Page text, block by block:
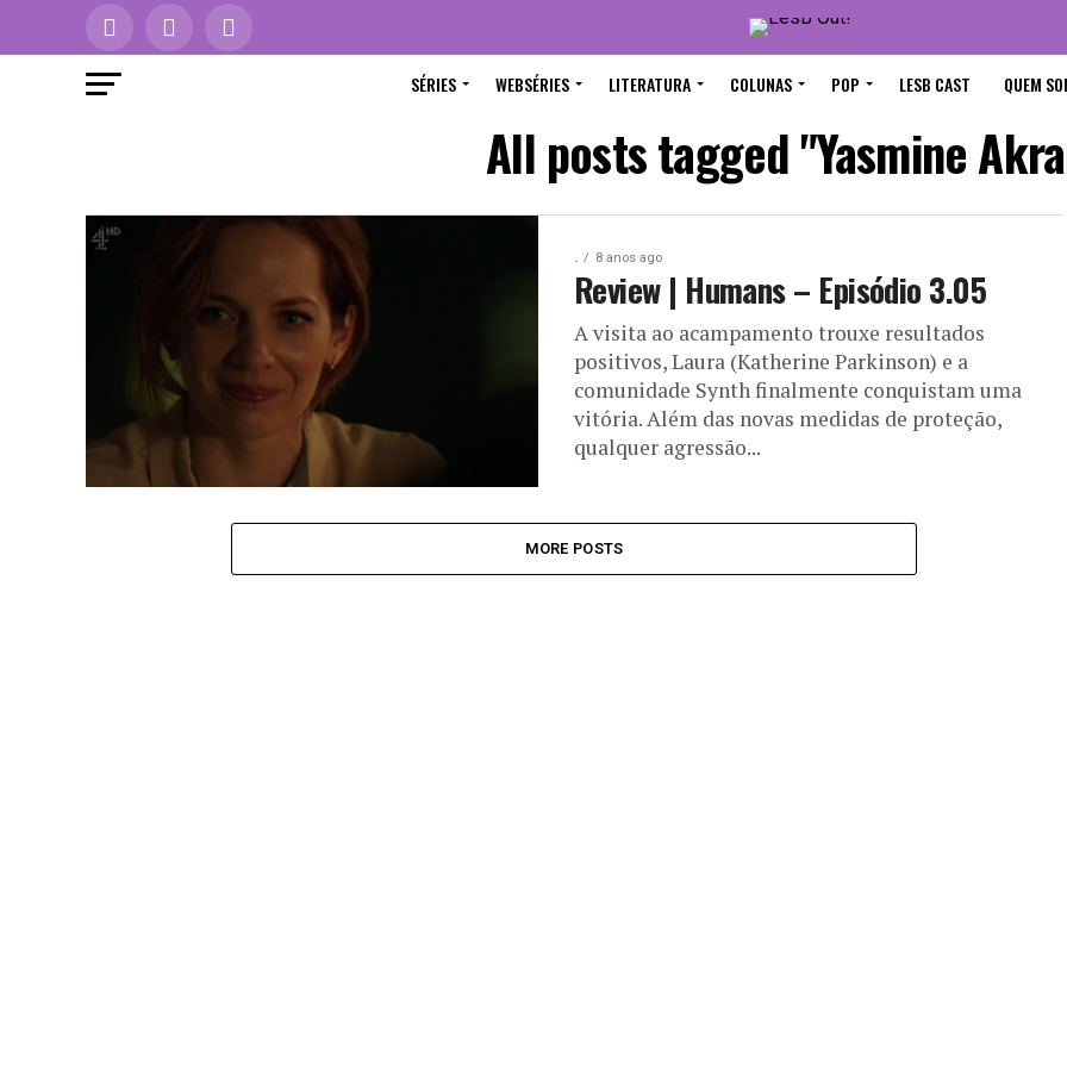
SÉRIES WEBSÉRIES LITERATURA COLUNAS POP LESB CAST QUEM
All posts tagged "Yasmine
. 8 anos ago
Review | Humans – Episódio 3.05
A visita ao acampamento trouxe resultados
positivos, Laura (Katherine Parkinson) e a
comunidade Synth finalmente conquistam uma
vitória. Além das novas medidas de proteção,
qualquer agressão...
MORE POSTS